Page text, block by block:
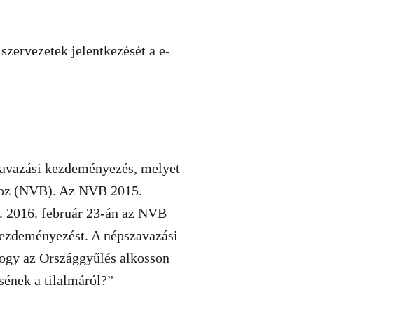
jelentkezését a e-
kezdeményezés, melyet
(NVB). Az NVB 2015.
. 2016. február 23-án az NVB
A népszavazási
az Országgyűlés alkosson
a tilalmáról?”